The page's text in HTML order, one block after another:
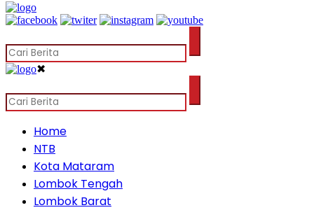
✖
Home
NTB
Kota Mataram
Lombok Tengah
Lombok Barat